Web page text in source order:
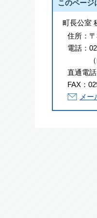
このページ
町長公室
住所：
電話：
（
直通電話
FAX：
メ